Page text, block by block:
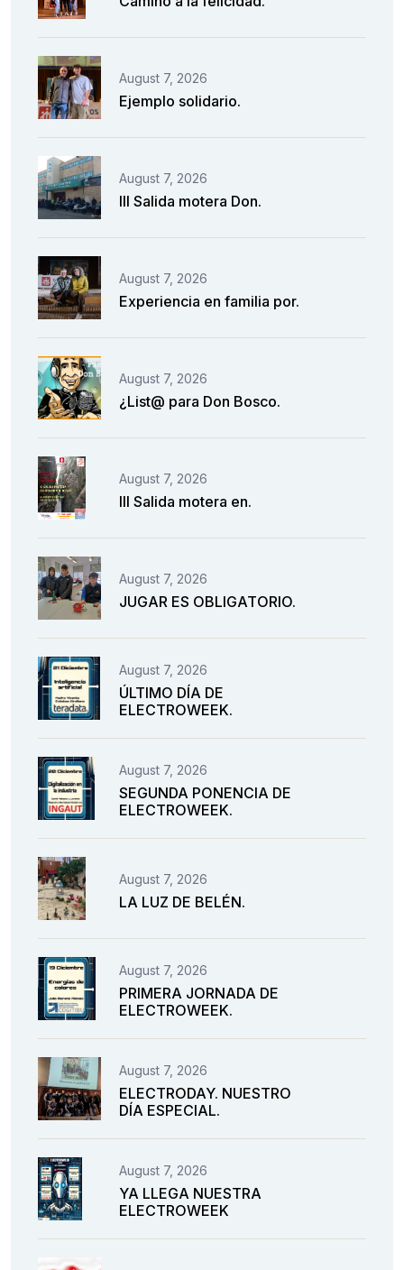
August 7, 2026
Ejemplo solidario.
August 7, 2026
III Salida motera Don.
August 7, 2026
Experiencia en familia por.
August 7, 2026
¿List@ para Don Bosco.
August 7, 2026
III Salida motera en.
August 7, 2026
JUGAR ES OBLIGATORIO.
August 7, 2026
ÚLTIMO DÍA DE
ELECTROWEEK.
August 7, 2026
SEGUNDA PONENCIA DE
ELECTROWEEK.
August 7, 2026
LA LUZ DE BELÉN.
August 7, 2026
PRIMERA JORNADA DE
ELECTROWEEK.
August 7, 2026
ELECTRODAY. NUESTRO
DÍA ESPECIAL.
August 7, 2026
YA LLEGA NUESTRA
ELECTROWEEK